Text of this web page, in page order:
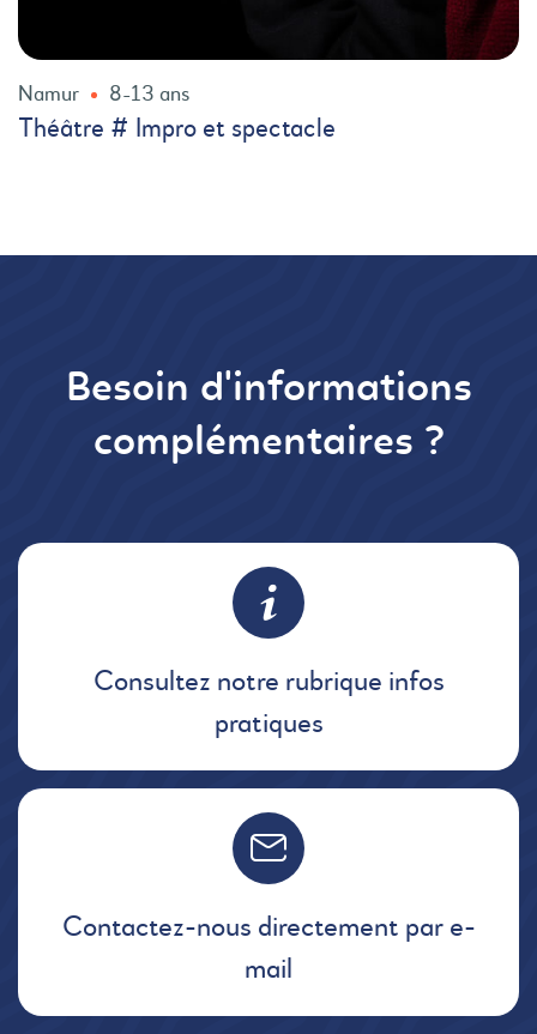
Namur 8-13 ans
Théâtre # Impro et spectacle
Besoin d'informations
complémentaires ?
Consultez notre rubrique infos
pratiques
Contactez-nous directement par e-
mail